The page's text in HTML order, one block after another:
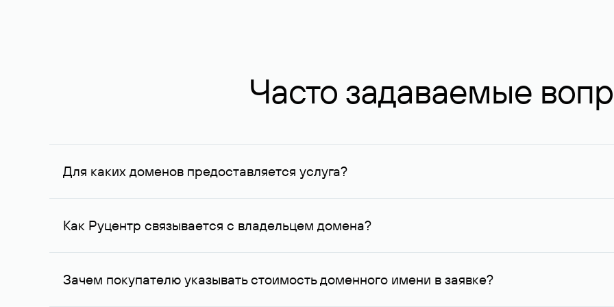
Часто задаваемые
Для каких доменов предоставляется услуга?
Услуга доступна для доменов, зарегистрированных в Руцентре и у других регистраторов. Для доменов,
Как Руцентр связывается с владельцем домена?
Для связи с владельцем домена используются его контактные данные, доступные Руцентру.
Зачем покупателю указывать стоимость доменного имени в заявке?